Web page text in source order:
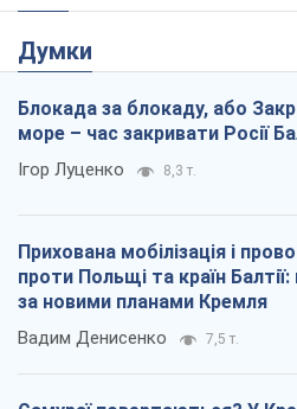
Думки
Блокада за блокаду, або
море – час закривати Росії
Ігор Луценко 8,3 т.
Прихована мобілізація і
проти Польщі та країн
за новими планами Кремля
Вадим Денисенко 7,5 т.